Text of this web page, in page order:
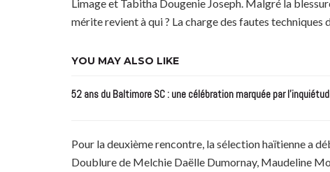
Limage et Tabitha Dougenie Joseph. Malgré la
mérite revient à qui ? La charge des fautes techniques
YOU MAY ALSO LIKE
52 ans du Baltimore SC : une célébration marquée par
Pour la deuxième rencontre, la sélection haïtienne a
Doublure de Melchie Daëlle Dumornay, Maudeline